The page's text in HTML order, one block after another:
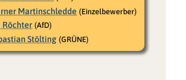
Martinschledde (Einzelbewerber)
Röchter (AfD)
Stölting (GRÜNE)